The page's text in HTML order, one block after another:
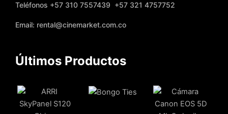
Teléfonos +57 310 7557439 +57 321 4757752
Email: rental@cinemarket.com.co
Últimos Productos